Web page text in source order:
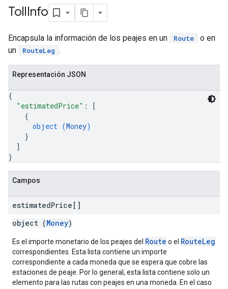
TollInfo
Encapsula la información de los peajes en un Route
o en
un
RouteLeg .
Representación JSON
{
"estimatedPrice" :
[
{
object (Money)
}
]
}
Campos
estimatedPrice[]
object (Money)
Es el importe monetario de los peajes del Route o el RouteLeg
correspondientes. Esta lista contiene un importe
correspondiente a cada moneda que se espera que cobre las
estaciones de peaje. Por lo general, esta lista contiene solo un
elemento para las rutas con peajes en una moneda. En el caso